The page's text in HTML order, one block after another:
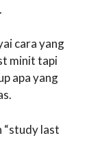
cara yang
minit tapi
apa yang
“study last